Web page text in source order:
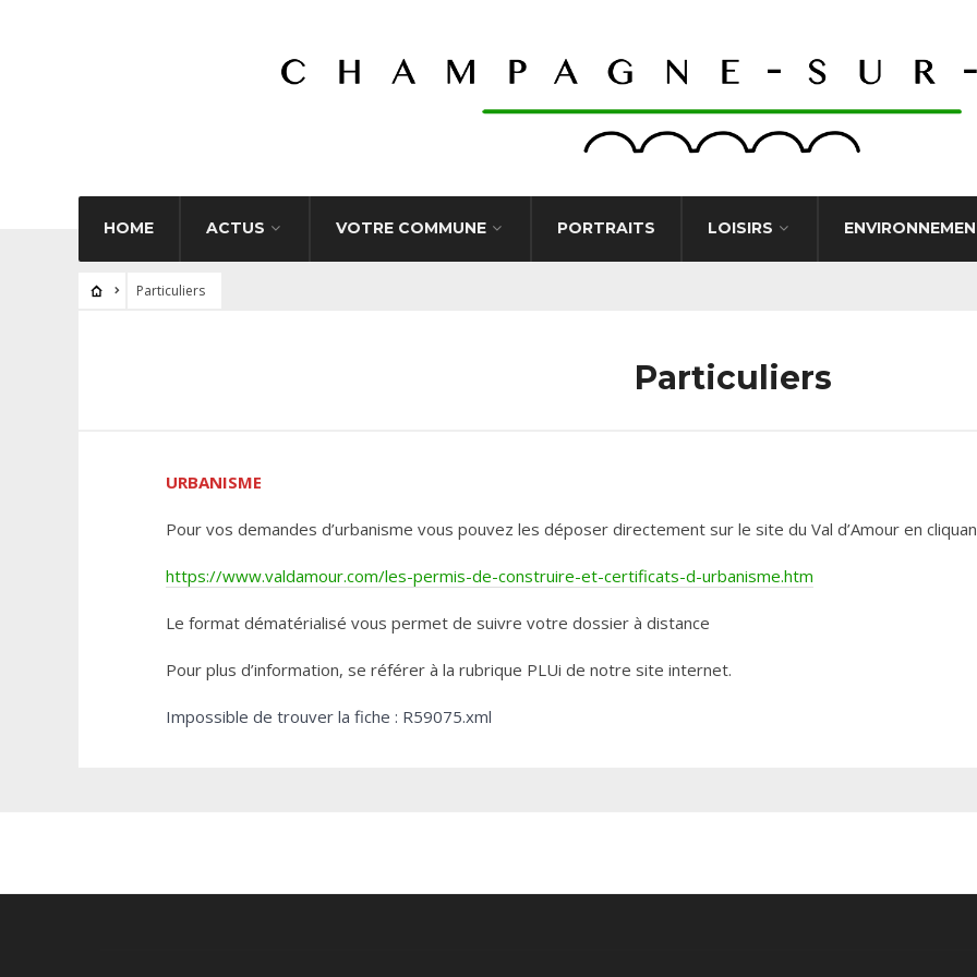
HOME ACTUS VOTRE COMMUNE PORTRAITS LOISIRS
Particuliers
Particuliers
URBANISME
Pour vos demandes d’urbanisme vous pouvez les déposer directement sur le site du Val d’Amour en
https://www.valdamour.com/les-permis-de-construire-et-certificats-d-urbanisme.htm
Le format dématérialisé vous permet de suivre votre dossier à distance
Pour plus d’information, se référer à la rubrique PLUi de notre site internet.
Impossible de trouver la fiche : R59075.xml